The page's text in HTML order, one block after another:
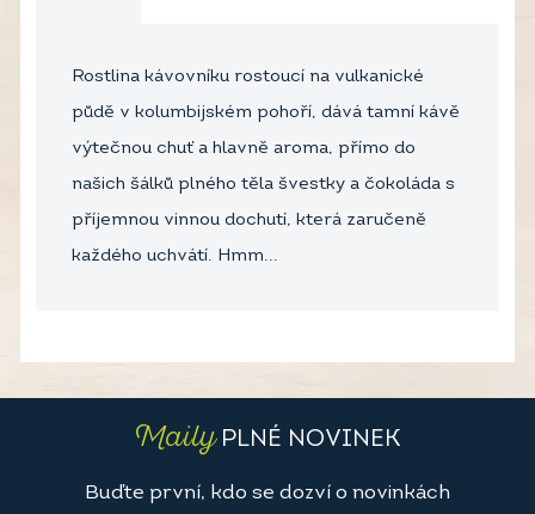
Rostlina kávovníku rostoucí na vulkanické
půdě v kolumbijském pohoří, dává tamní kávě
výtečnou chuť a hlavně aroma, přímo do
našich šálků plného těla švestky a čokoláda s
příjemnou vinnou dochutí, která zaručeně
každého uchvátí. Hmm...
MailyPLNÉ NOVINEK
Buďte první, kdo se dozví o novinkách